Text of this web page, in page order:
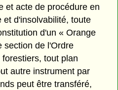
et acte de procédure en
et d'insolvabilité, toute
d'un « Orange
section de l'Ordre
tout plan
autre instrument par
peut être transféré,